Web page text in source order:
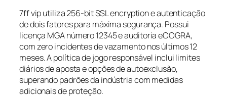
7ff vip utiliza 256-bit SSL encryption e autenticação
de dois fatores para máxima segurança. Possui
licença MGA número 12345 e auditoria eCOGRA,
com zero incidentes de vazamento nos últimos 12
meses. A política de jogo responsável inclui limites
diários de aposta e opções de autoexclusão,
superando padrões da indústria com medidas
adicionais de proteção.